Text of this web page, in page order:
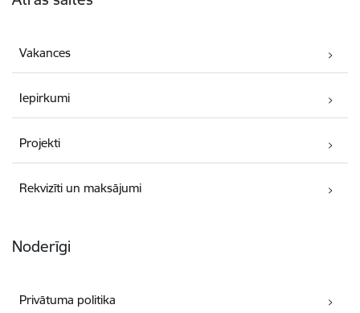
Vakances
Iepirkumi
Projekti
Rekvizīti un maksājumi
Noderīgi
Privātuma politika